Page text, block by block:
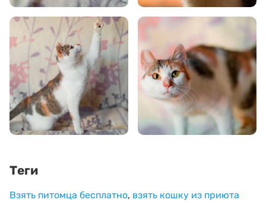
Теги
Взять питомца бесплатно, взять кошку из приюта